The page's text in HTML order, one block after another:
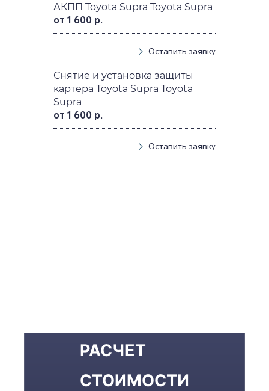
АКПП Toyota Supra Toyota Supra
от 1 600 р.
Оставить заявку
Снятие и установка защиты
картера Toyota Supra Toyota
Supra
от 1 600 р.
Оставить заявку
РАСЧЕТ
СТОИМОСТИ